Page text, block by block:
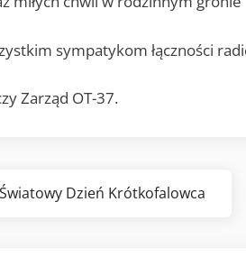
sympatykom łączności
Zarząd OT-37.
Previous
Światowy Dzień Krótkofalowca